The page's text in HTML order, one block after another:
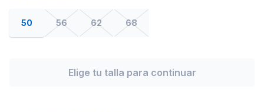
50 56 62 68
Elige tu talla para continuar